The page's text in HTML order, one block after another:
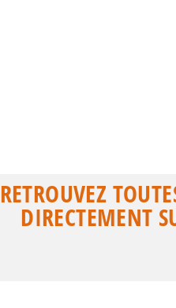
RETROUVEZ
DIRECTEMENT